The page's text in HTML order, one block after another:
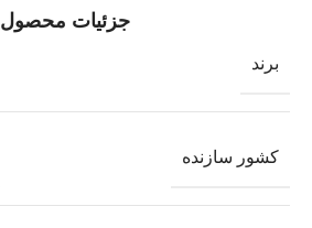
جزئیات محصول
برند
کشور سازنده